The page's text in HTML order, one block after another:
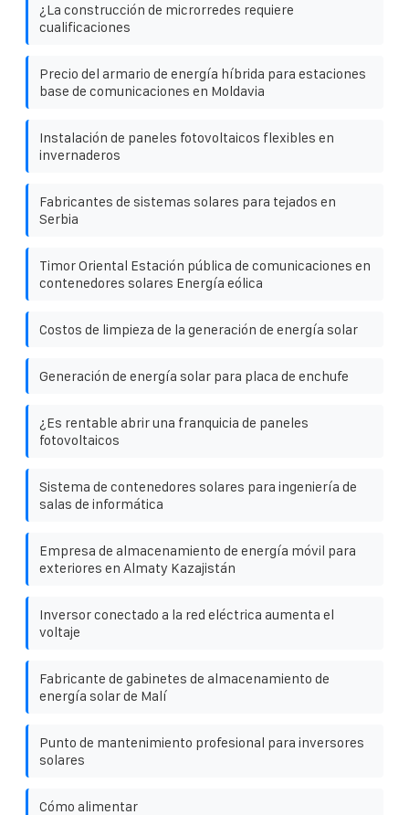
¿La construcción de microrredes requiere
cualificaciones
Precio del armario de energía híbrida para estaciones
base de comunicaciones en Moldavia
Instalación de paneles fotovoltaicos flexibles en
invernaderos
Fabricantes de sistemas solares para tejados en
Serbia
Timor Oriental Estación pública de comunicaciones en
contenedores solares Energía eólica
Costos de limpieza de la generación de energía solar
Generación de energía solar para placa de enchufe
¿Es rentable abrir una franquicia de paneles
fotovoltaicos
Sistema de contenedores solares para ingeniería de
salas de informática
Empresa de almacenamiento de energía móvil para
exteriores en Almaty Kazajistán
Inversor conectado a la red eléctrica aumenta el
voltaje
Fabricante de gabinetes de almacenamiento de
energía solar de Malí
Punto de mantenimiento profesional para inversores
solares
Cómo alimentar